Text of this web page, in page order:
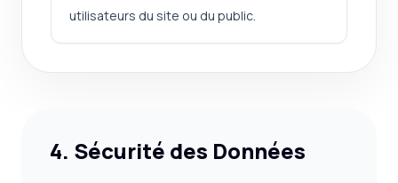
utilisateurs du site ou du public.
4. Sécurité des Données